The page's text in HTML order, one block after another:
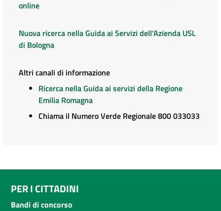
online
Nuova ricerca nella Guida ai Servizi dell'Azienda USL
di Bologna
Altri canali di informazione
Ricerca nella Guida ai servizi della Regione
Emilia Romagna
Chiama il Numero Verde Regionale 800 033033
PER I CITTADINI
Bandi di concorso